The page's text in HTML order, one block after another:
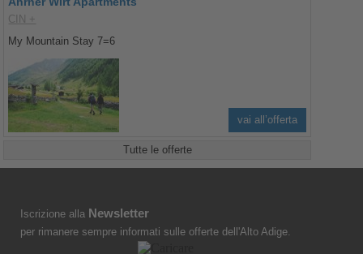
CIN +
My Mountain Stay 7=6
vai all’offerta
Tutte le offerte
Iscrizione alla Newsletter
per rimanere sempre informati sulle offerte dell'Alto Adige.